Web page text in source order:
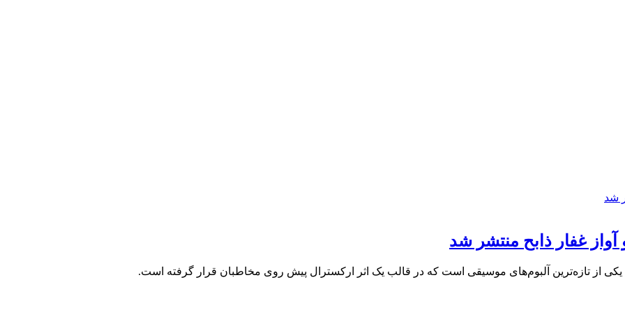
غفار ذابح منتشر شد
یکی از تازه‌ترین آلبوم‌های موسیقی است که در قالب یک اثر ارکسترال پیش روی مخاطبان قرار گرفته است.